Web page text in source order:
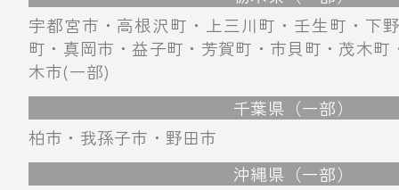
宇都宮市・高根沢町・上三川町・壬生町・下
町・真岡市・益子町・芳賀町・市貝町・茂木
木市(一部)
千葉県（一部）
柏市・我孫子市・野田市
沖縄県（一部）